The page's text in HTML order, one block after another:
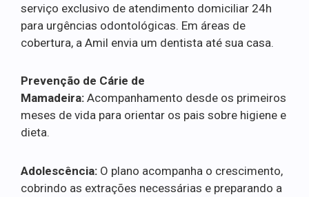
serviço exclusivo de atendimento domiciliar 24h
para urgências odontológicas. Em áreas de
cobertura, a Amil envia um dentista até sua casa.
Prevenção de Cárie de
Mamadeira: Acompanhamento desde os primeiros
meses de vida para orientar os pais sobre higiene e
dieta.
Adolescência: O plano acompanha o crescimento,
cobrindo as extrações necessárias e preparando a